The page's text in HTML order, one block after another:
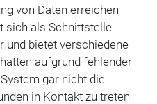
von Daten erreichen
sich als Schnittstelle
und bietet verschiedene
aufgrund fehlender
gar nicht die
in Kontakt zu treten